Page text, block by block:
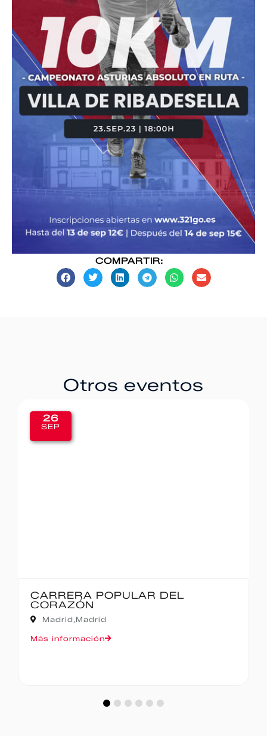
COMPARTIR:
Otros eventos
20
SEP
IBERCAJA MADRID CORRE POR
MADRID – 10K
Madrid,Madrid
Más información